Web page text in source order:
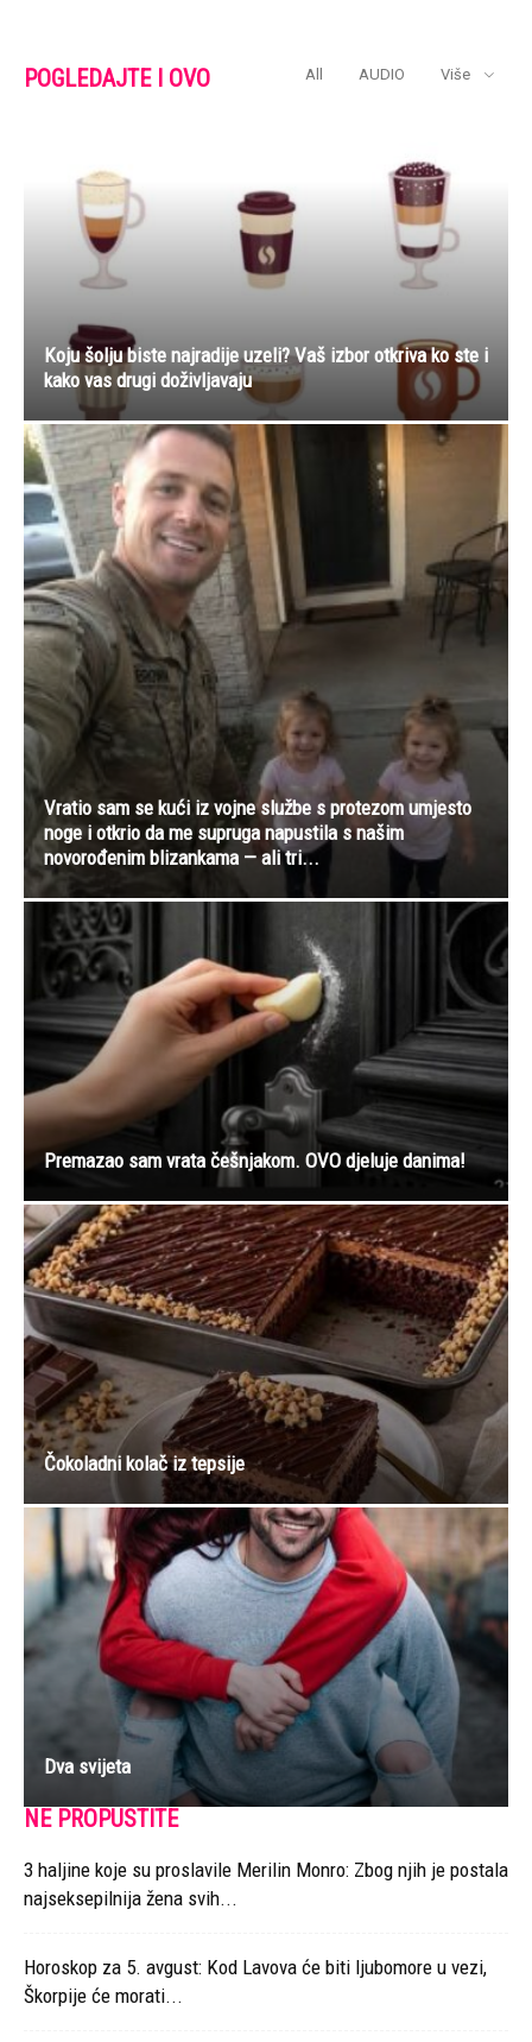
POGLEDAJTE I OVO All AUDIO Više
Koju šolju biste najradije uzeli? Vaš izbor otkriva ko ste i
kako vas drugi doživljavaju
Vratio sam se kući iz vojne službe s protezom umjesto
noge i otkrio da me supruga napustila s našim
novorođenim blizankama — ali tri...
Premazao sam vrata češnjakom. OVO djeluje danima!
Čokoladni kolač iz tepsije
Dva svijeta
NE PROPUSTITE
3 haljine koje su proslavile Merilin Monro: Zbog njih je postala
najseksepilnija žena svih...
Horoskop za 5. avgust: Kod Lavova će biti ljubomore u vezi,
Škorpije će morati...